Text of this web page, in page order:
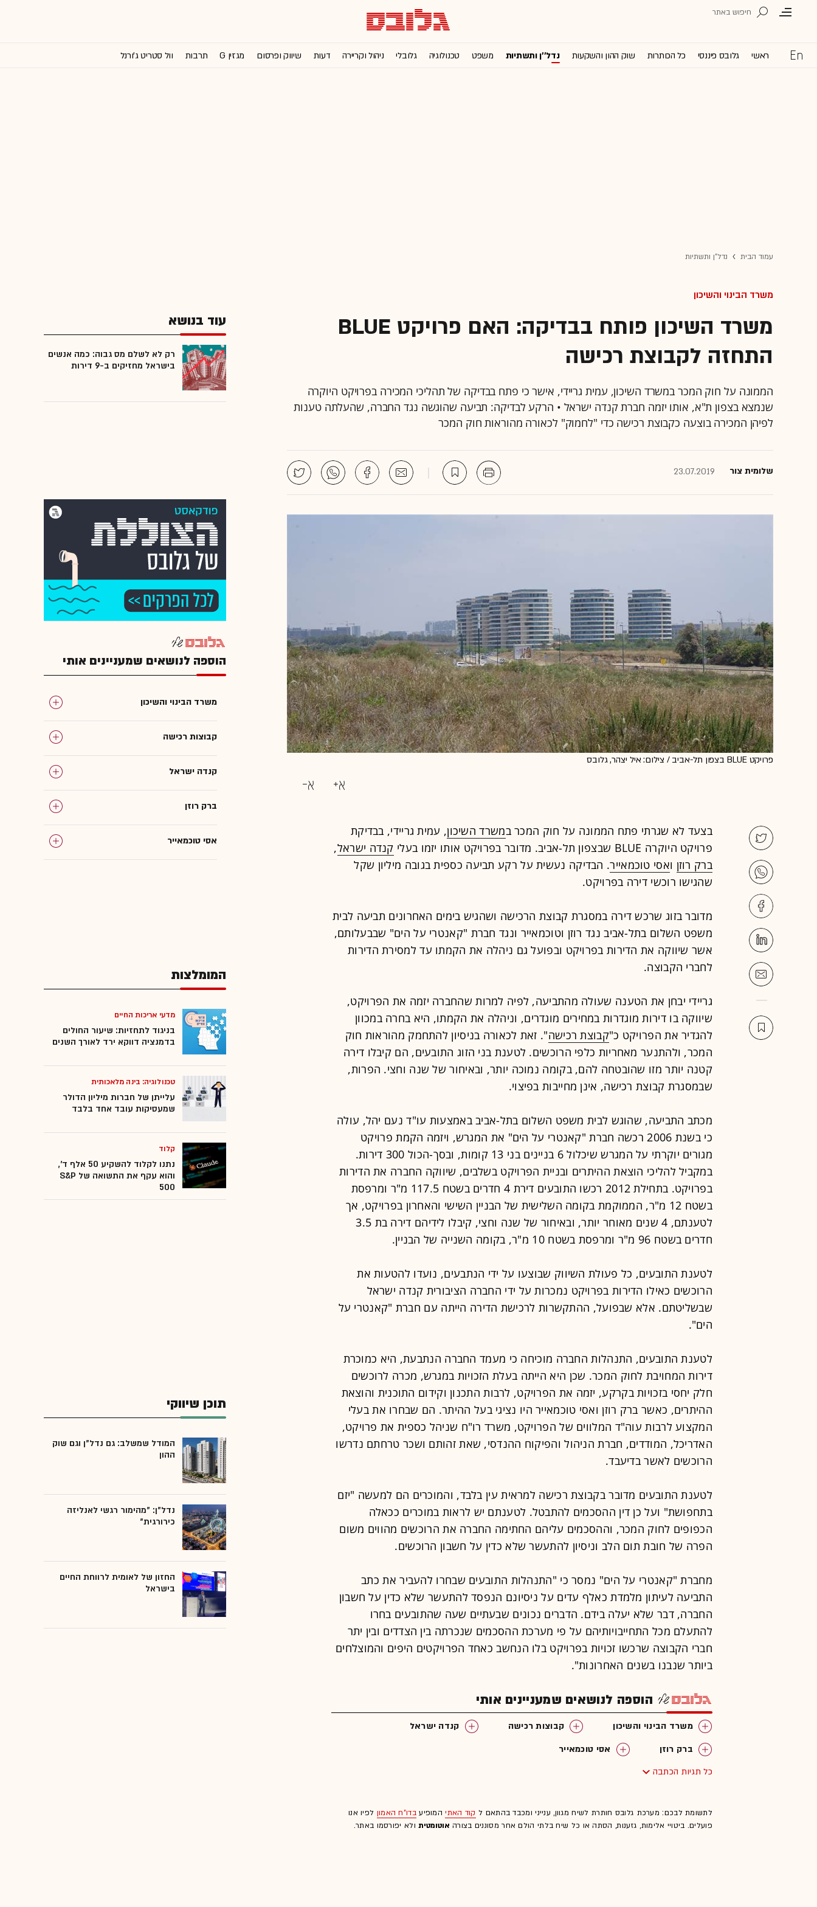
ראשי גלובס פיננסי כל הכותרות שוק ההון והשקעות נדל''ן ותשתיות משפט טכנולוגיה גלובלי ניהול וקריירה דעות שיווק ופרסום מגזין G תרבות וול סטריט ג'ורנל
עמוד הבית נדל"ן ותשתיות
משרד הבינוי והשיכון
משרד השיכון פותח בבדיקה: האם פרויקט BLUE
התחזה לקבוצת רכישה
הממונה על חוק המכר במשרד השיכון, עמית גריידי, אישר כי פתח בבדיקה של תהליכי המכירה בפרויקט היוקרה
שנמצא בצפון ת"א, אותו יזמה חברת קנדה ישראל • הרקע לבדיקה: תביעה שהוגשה נגד החברה, שהעלתה טענות
לפיהן המכירה בוצעה כקבוצת רכישה כדי "לחמוק" לכאורה מהוראות חוק המכר
שלומית צור 23.07.2019
פרויקט BLUE בצפון תל-אביב / צילום: איל יצהר, גלובס
בצעד לא שגרתי פתח הממונה על חוק המכר במשרד השיכון, עמית גריידי, בבדיקת
פרויקט היוקרה BLUE שבצפון תל-אביב. מדובר בפרויקט אותו יזמו בעלי
קנדה ישראל,
ברק רוזן ואסי טוכמאייר. הבדיקה נעשית על רקע תביעה כספית בגובה מיליון שקל
שהגישו רוכשי דירה בפרויקט.
מדובר בזוג שרכש דירה במסגרת קבוצת הרכישה ושהגיש בימים האחרונים תביעה לבית
משפט השלום בתל-אביב נגד רוזן וטוכמאייר ונגד חברת "קאנטרי על הים" שבבעלותם,
אשר שיווקה את הדירות בפרויקט ובפועל גם ניהלה את הקמתו עד למסירת הדירות
לחברי הקבוצה.
גריידי יבחן את הטענה שעולה מהתביעה, לפיה למרות שהחברה יזמה את הפרויקט,
שיווקה בו דירות מוגדרות במחירים מוגדרים, וניהלה את הקמתו, היא בחרה במכוון
להגדיר את הפרויקט כ"קבוצת רכישה". זאת לכאורה בניסיון להתחמק מהוראות חוק
המכר, ולהתנער מאחריות כלפי הרוכשים. לטענת בני הזוג התובעים, הם קיבלו דירה
קטנה יותר מזו שהובטחה להם, בקומה נמוכה יותר, ובאיחור של שנה וחצי. הפרות,
שבמסגרת קבוצת רכישה, אינן מחייבות בפיצוי.
מכתב התביעה, שהוגש לבית משפט השלום בתל-אביב באמצעות עו"ד נעם יהל, עולה
כי בשנת 2006 רכשה חברת "קאנטרי על הים" את המגרש, ויזמה הקמת פרויקט
מגורים יוקרתי על המגרש שיכלול 6 בניינים בני 13 קומות, ובסך-הכול 300 דירות.
במקביל להליכי הוצאת ההיתרים ובניית הפרויקט בשלבים, שיווקה החברה את הדירות
בפרויקט. בתחילת 2012 רכשו התובעים דירת 4 חדרים בשטח 117.5 מ"ר ומרפסת
בשטח 12 מ"ר, הממוקמת בקומה השלישית של הבניין השישי והאחרון בפרויקט, אך
לטענתם, 4 שנים מאוחר יותר, ובאיחור של שנה וחצי, קיבלו לידיהם דירה בת 3.5
חדרים בשטח 96 מ"ר ומרפסת בשטח 10 מ"ר, בקומה השנייה של הבניין.
לטענת התובעים, כל פעולת השיווק שבוצעו על ידי הנתבעים, נועדו להטעות את
הרוכשים כאילו הדירות בפרויקט נמכרות על ידי החברה הציבורית קנדה ישראל
שבשליטתם. אלא שבפועל, ההתקשרות לרכישת הדירה הייתה עם חברת "קאנטרי על
הים".
לטענת התובעים, התנהלות החברה מוכיחה כי מעמד החברה הנתבעת, היא כמוכרת
דירות המחויבת לחוק המכר. שכן היא הייתה בעלת הזכויות במגרש, מכרה לרוכשים
חלק יחסי בזכויות בקרקע, יזמה את הפרויקט, לרבות התכנון וקידום התוכנית והוצאת
ההיתרים, כאשר ברק רוזן ואסי טוכמאייר היו נציגי בעל ההיתר. הם שבחרו את בעלי
המקצוע לרבות עוה"ד המלווים של הפרויקט, משרד רו"ח שניהל כספית את פרויקט,
האדריכל, המודדים, חברת הניהול והפיקוח ההנדסי, שאת זהותם ושכר טרחתם נדרשו
הרוכשים לאשר בדיעבד.
לטענת התובעים מדובר בקבוצת רכישה למראית עין בלבד, והמוכרים הם למעשה "יזם
בתחפושת" ועל כן דין ההסכמים להתבטל. לטענתם יש לראות במוכרים ככאלה
הכפופים לחוק המכר, וההסכמים עליהם החתימה החברה את הרוכשים מהווים משום
הפרה של חובת תום הלב וניסיון להתעשר שלא כדין על חשבון הרוכשים.
מחברת "קאנטרי על הים" נמסר כי "התנהלות התובעים שבחרו להעביר את כתב
התביעה לעיתון מלמדת כאלף עדים על ניסיונם הנפסד להתעשר שלא כדין על חשבון
החברה, דבר שלא יעלה בידם. הדברים נכונים שבעתיים שעה שהתובעים בחרו
להתעלם מכל התחייבויותיהם על פי מערכת ההסכמים שנכרתה בין הצדדים ובין יתר
חברי הקבוצה שרכשו זכויות בפרויקט בלו הנחשב כאחד הפרויקטים היפים והמוצלחים
ביותר שנבנו בשנים האחרונות".
הוספה לנושאים שמעניינים אותי
משרד הבינוי והשיכון קבוצות רכישה
קנדה ישראל
ברק רוזן
אסי טוכמאייר
כל תגיות הכתבה
לתשומת לבכם: מערכת גלובס חותרת לשיח מגוון, ענייני ומכבד בהתאם ל קוד האתיהמופיעבדו"ח האמון לפיו אנו
פועלים. ביטויי אלימות, גזענות, הסתה או כל שיח בלתי הולם אחר מסוננים בצורה אוטומטיתולא יפורסמו באתר.
עוד בנושא
רק לא לשלם מס גבוה: כמה אנשים
בישראל מחזיקים ב-9 דירות
הוספה לנושאים שמעניינים אותי
משרד הבינוי והשיכון
קבוצות רכישה
קנדה ישראל
ברק רוזן
אסי טוכמאייר
המומלצות
מדעי אריכות החיים
בניגוד לתחזיות: שיעור החולים
בדמנציה דווקא ירד לאורך השנים
טכנולוגיה: בינה מלאכותית
עלייתן של חברות מיליון הדולר
שמעסיקות עובד אחד בלבד
קלוד
נתנו לקלוד להשקיע 50 אלף ד',
והוא עקף את התשואה של S&P
500
תוכן שיווקי
המודל שמשלב: גם נדל"ן וגם שוק
ההון
נדל"ן: "מהימור רגשי לאנליזה
כירורגית"
החזון של לאומית לרווחת החיים
בישראל